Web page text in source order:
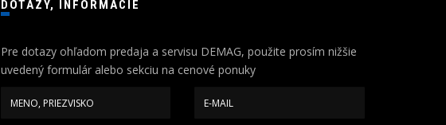
DOTAZY, INFORMÁCIE
Pre dotazy ohľadom predaja a servisu DEMAG, použite prosím nižšie
uvedený formulár alebo sekciu na cenové ponuky